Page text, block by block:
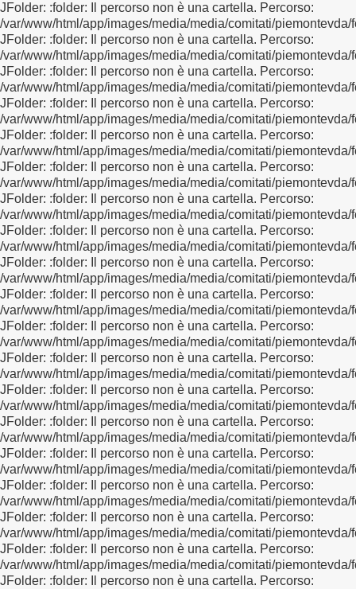
JFolder: :folder: Il percorso non è una cartella. Percorso:
/var/www/html/app/images/media/media/comitati/piemontevda/
JFolder: :folder: Il percorso non è una cartella. Percorso:
/var/www/html/app/images/media/media/comitati/piemontevda/
JFolder: :folder: Il percorso non è una cartella. Percorso:
/var/www/html/app/images/media/media/comitati/piemontevda/
JFolder: :folder: Il percorso non è una cartella. Percorso:
/var/www/html/app/images/media/media/comitati/piemontevda/
JFolder: :folder: Il percorso non è una cartella. Percorso:
/var/www/html/app/images/media/media/comitati/piemontevda/
JFolder: :folder: Il percorso non è una cartella. Percorso:
/var/www/html/app/images/media/media/comitati/piemontevda/
JFolder: :folder: Il percorso non è una cartella. Percorso:
/var/www/html/app/images/media/media/comitati/piemontevda/
JFolder: :folder: Il percorso non è una cartella. Percorso:
/var/www/html/app/images/media/media/comitati/piemontevda/
JFolder: :folder: Il percorso non è una cartella. Percorso:
/var/www/html/app/images/media/media/comitati/piemontevda/
JFolder: :folder: Il percorso non è una cartella. Percorso:
/var/www/html/app/images/media/media/comitati/piemontevda/
JFolder: :folder: Il percorso non è una cartella. Percorso:
/var/www/html/app/images/media/media/comitati/piemontevda/
JFolder: :folder: Il percorso non è una cartella. Percorso:
/var/www/html/app/images/media/media/comitati/piemontevda/
JFolder: :folder: Il percorso non è una cartella. Percorso:
/var/www/html/app/images/media/media/comitati/piemontevda/
JFolder: :folder: Il percorso non è una cartella. Percorso:
/var/www/html/app/images/media/media/comitati/piemontevda/
JFolder: :folder: Il percorso non è una cartella. Percorso:
/var/www/html/app/images/media/media/comitati/piemontevda/
JFolder: :folder: Il percorso non è una cartella. Percorso:
/var/www/html/app/images/media/media/comitati/piemontevda/
JFolder: :folder: Il percorso non è una cartella. Percorso:
/var/www/html/app/images/media/media/comitati/piemontevda/
JFolder: :folder: Il percorso non è una cartella. Percorso:
/var/www/html/app/images/media/media/comitati/piemontevda/
JFolder: :folder: Il percorso non è una cartella. Percorso: